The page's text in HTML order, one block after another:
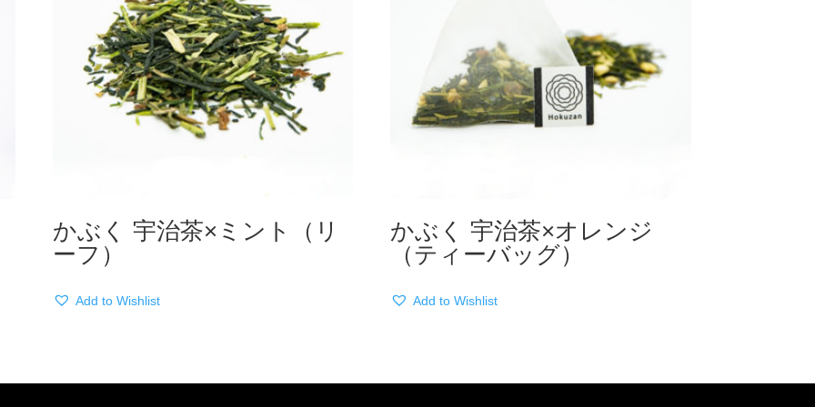
かぶく 宇治茶×ミント（リ
ーフ）
Add to Wishlist
かぶく 宇治茶×オレンジ
（ティーバッグ）
Add to Wishlist